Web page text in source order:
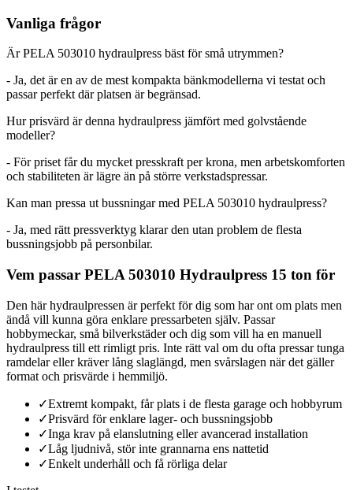
Vanliga frågor
Är PELA 503010 hydraulpress bäst för små utrymmen?
- Ja, det är en av de mest kompakta bänkmodellerna vi testat och
passar perfekt där platsen är begränsad.
Hur prisvärd är denna hydraulpress jämfört med golvstående
modeller?
- För priset får du mycket presskraft per krona, men arbetskomforten
och stabiliteten är lägre än på större verkstadspressar.
Kan man pressa ut bussningar med PELA 503010 hydraulpress?
- Ja, med rätt pressverktyg klarar den utan problem de flesta
bussningsjobb på personbilar.
Vem passar PELA 503010 Hydraulpress 15 ton för
Den här hydraulpressen är perfekt för dig som har ont om plats men
ändå vill kunna göra enklare pressarbeten själv. Passar
hobbymeckar, små bilverkstäder och dig som vill ha en manuell
hydraulpress till ett rimligt pris. Inte rätt val om du ofta pressar tunga
ramdelar eller kräver lång slaglängd, men svårslagen när det gäller
format och prisvärde i hemmiljö.
✓Extremt kompakt, får plats i de flesta garage och hobbyrum
✓Prisvärd för enklare lager- och bussningsjobb
✓Inga krav på elanslutning eller avancerad installation
✓Låg ljudnivå, stör inte grannarna ens nattetid
✓Enkelt underhåll och få rörliga delar